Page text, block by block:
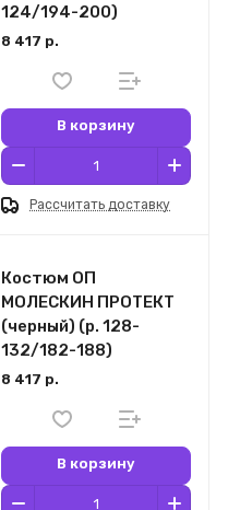
124/194-200)
8 417 р.
В корзину
Рассчитать доставку
Костюм ОП
МОЛЕСКИН ПРОТЕКТ
(черный) (р. 128-
132/182-188)
8 417 р.
В корзину